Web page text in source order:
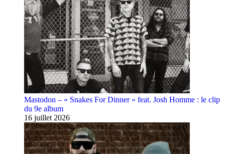
Mastodon – « Snakes For Dinner » feat. Josh Homme : le clip
du 9e album
16 juillet 2026